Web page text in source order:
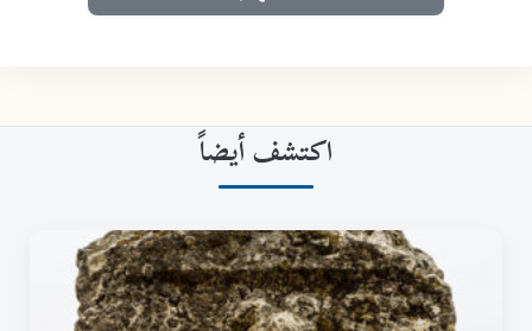
اكتشف أيضاً